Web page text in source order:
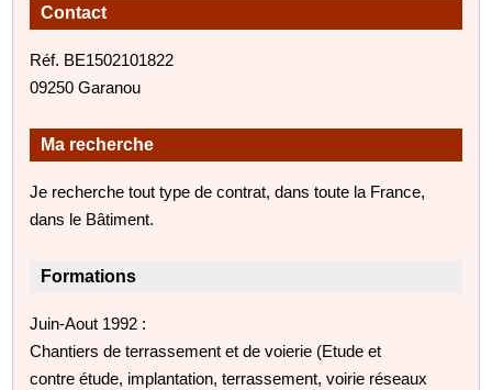
Contact
Réf. BE1502101822
09250 Garanou
Ma recherche
Je recherche tout type de contrat, dans toute la France,
dans le Bâtiment.
Formations
Juin-Aout 1992 :
Chantiers de terrassement et de voierie (Etude et
contre étude, implantation, terrassement, voirie réseaux